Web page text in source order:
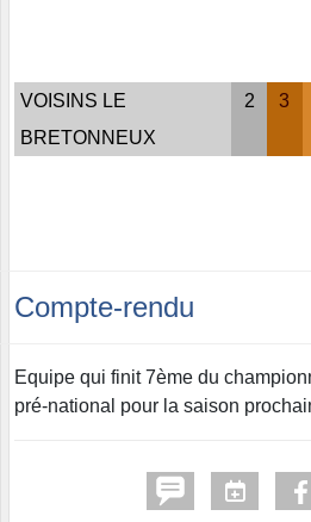
VOISINS LE
BRETONNEUX
2 3
Compte-rendu
Equipe qui finit 7ème du
pré-national pour la saison